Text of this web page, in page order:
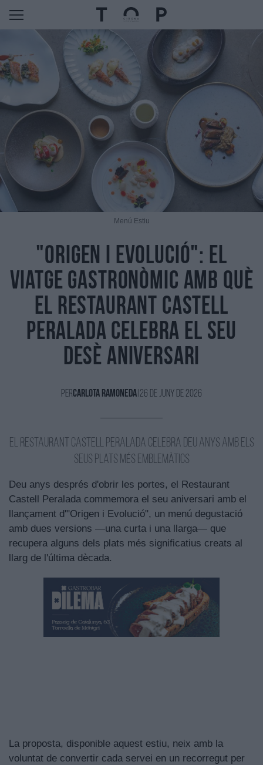
Menú Estiu
"Origen i Evolució": el
viatge gastronòmic amb què
el Restaurant Castell
Peralada celebra el seu
desè aniversari
PerCarlota Ramoneda 26 de Juny de 2026
El Restaurant Castell Peralada celebra deu anys amb els
seus plats més emblemàtics
Deu anys després d'obrir les portes, el Restaurant
Castell Peralada commemora el seu aniversari amb el
llançament d'"Origen i Evolució", un menú degustació
amb dues versions —una curta i una llarga— que
recupera alguns dels plats més significatius creats al
llarg de l'última dècada.
La proposta, disponible aquest estiu, neix amb la
voluntat de convertir cada servei en un recorregut per